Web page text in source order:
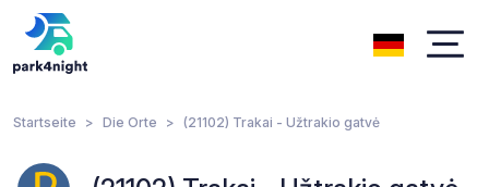
Startseite Die Orte (21102) Trakai - Užtrakio gatvė